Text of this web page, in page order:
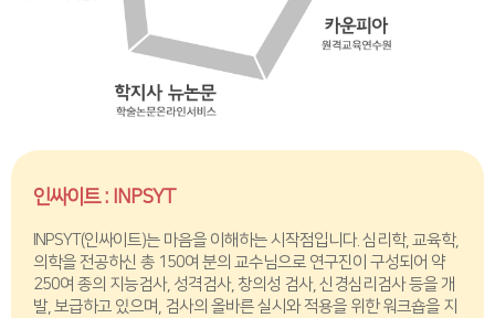
인싸이트 : INPSYT
INPSYT(인싸이트)는 마음을 이해하는 시작점입니다. 심리학, 교육학,
의학을 전공하신 총 150여 분의 교수님으로 연구진이 구성되어 약
250여 종의 지능검사, 성격검사, 창의성 검사, 신경심리검사 등을 개
발, 보급하고 있으며, 검사의 올바른 실시와 적용을 위한 워크숍을 지